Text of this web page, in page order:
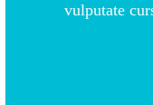
vulputate